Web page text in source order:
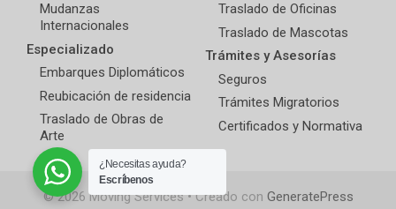
Mudanzas
Internacionales
Especializado
Embarques Diplomáticos
Reubicación de residencia
Traslado de Obras de
Arte
Traslado de Oficinas
Traslado de Mascotas
Trámites y Asesorías
Seguros
Trámites Migratorios
Certificados y Normativa
© 2026 Moving Services• Creado con GeneratePress
¿Necesitas ayuda?
Escríbenos